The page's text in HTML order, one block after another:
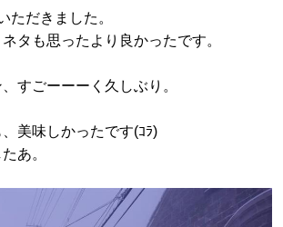
ただきました。
タも思ったより良かったです。
すごーーーく久しぶり。
美味しかったです(ｺﾗ)
あ。